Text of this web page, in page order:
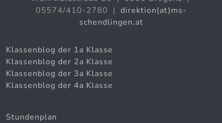
05574/410-2780 | direktion(at)ms-
schendlingen.at
Klassenblog der 1a Klasse
Klassenblog der 2a Klasse
Klassenblog der 3a Klasse
Klassenblog der 4a Klasse
Stundenplan